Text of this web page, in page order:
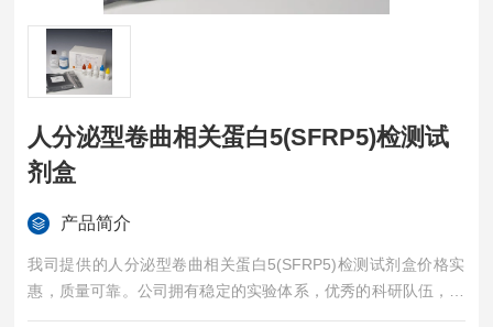
人分泌型卷曲相关蛋白5(SFRP5)检测试
剂盒
产品简介
我司提供的人分泌型卷曲相关蛋白5(SFRP5)检测试剂盒价格实
惠，质量可靠。公司拥有稳定的实验体系，优秀的科研队伍，准
确的实验结果，是您值得信赖的合作伙伴，凡购买我司的试剂盒